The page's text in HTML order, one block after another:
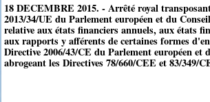
18 DECEMBRE 2015. - Arrêté royal
2013/34/UE du Parlement européen et du
relative aux états financiers annuels, aux états
aux rapports y afférents de certaines formes
Directive 2006/43/CE du Parlement européen et
abrogeant les Directives 78/660/CEE et 83/349/